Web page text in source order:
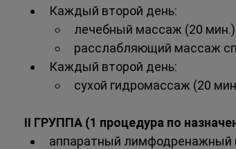
Каждый второй день:
лечебный массаж (20
расслабляющий массаж
Каждый второй день:
сухой гидромассаж (20
II ГРУППА (1 процедура по
аппаратный лимфодренажный